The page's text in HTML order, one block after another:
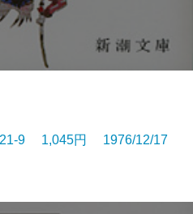
9 1,045円 1976/12/17